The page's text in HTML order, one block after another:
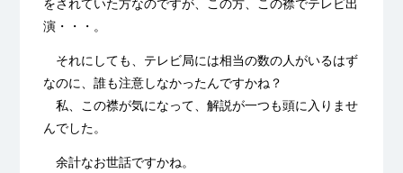
をされていた方なのですが、この方、この襟でテレビ出
演・・・。
それにしても、テレビ局には相当の数の人がいるはず
なのに、誰も注意しなかったんですかね？
私、この襟が気になって、解説が一つも頭に入りませ
んでした。
余計なお世話ですかね。